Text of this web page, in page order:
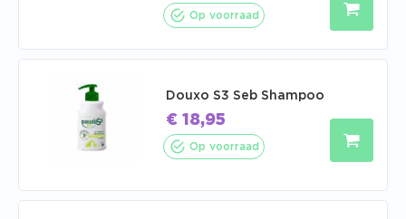
Op voorraad
Douxo S3 Seb Shampoo
€ 18,95
Op voorraad